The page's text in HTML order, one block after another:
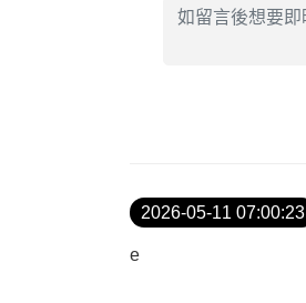
2026-05-11 07:00:23
e